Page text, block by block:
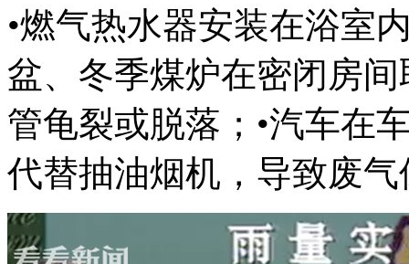
•燃气热水器安装在浴室
盆、冬季煤炉在密闭房
管龟裂或脱落；•汽车在
代替抽油烟机，导致废气